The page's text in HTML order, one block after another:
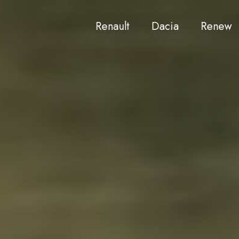
Renault Dacia Renew